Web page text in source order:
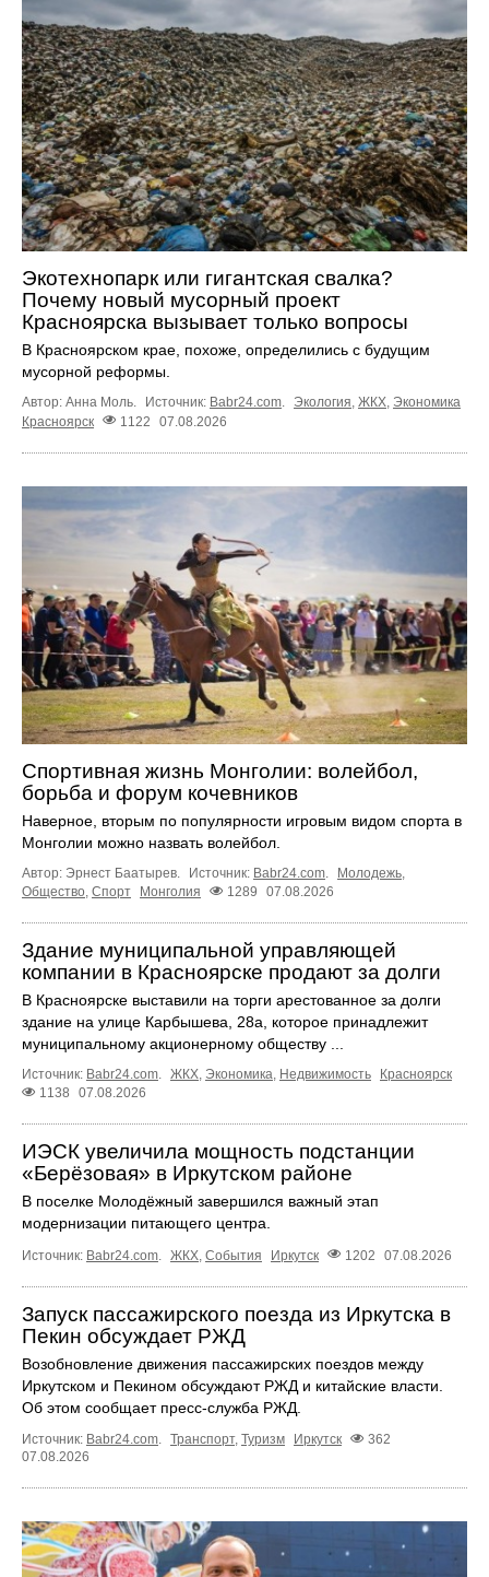
Экотехнопарк или гигантская свалка?
Почему новый мусорный проект
Красноярска вызывает только вопросы
В Красноярском крае, похоже, определились с будущим
мусорной реформы.
Автор: Анна Моль. Источник: Babr24.com. Экология, ЖКХ, Экономика
Красноярск
1122 07.08.2026
Спортивная жизнь Монголии: волейбол,
борьба и форум кочевников
Наверное, вторым по популярности игровым видом спорта в
Монголии можно назвать волейбол.
Автор: Эрнест Баатырев. Источник: Babr24.com. Молодежь,
Общество, Спорт Монголия 1289 07.08.2026
Здание муниципальной управляющей
компании в Красноярске продают за долги
В Красноярске выставили на торги арестованное за долги
здание на улице Карбышева, 28а, которое принадлежит
муниципальному акционерному обществу ...
Источник: Babr24.com. ЖКХ, Экономика, Недвижимость
Красноярск
1138
07.08.2026
ИЭСК увеличила мощность подстанции
«Берёзовая» в Иркутском районе
В поселке Молодёжный завершился важный этап
модернизации питающего центра.
Источник: Babr24.com ЖКХ События Иркутск 1202 07.08.2026
Запуск пассажирского поезда из Иркутска в
Пекин обсуждает РЖД
Возобновление движения пассажирских поездов между
Иркутском и Пекином обсуждают РЖД и китайские власти.
Об этом сообщает пресс‑служба РЖД.
Источник: Babr24.com Транспорт, Туризм Иркутск
362
07.08.2026